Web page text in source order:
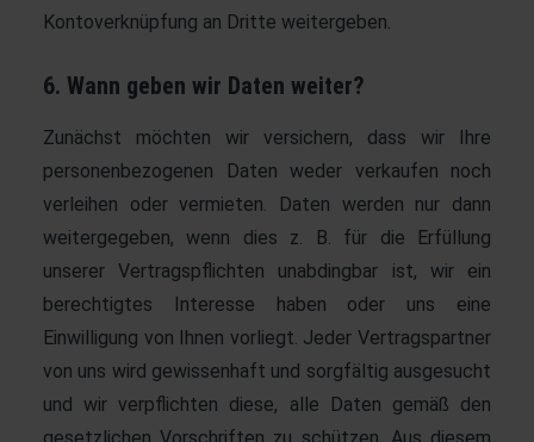
Kontoverknüpfung an Dritte weitergeben.
6. Wann geben wir Daten weiter?
Zunächst möchten wir versichern, dass wir Ihre
personenbezogenen Daten weder verkaufen noch
verleihen oder vermieten. Daten werden nur dann
weitergegeben, wenn dies z. B. für die Erfüllung
unserer Vertragspflichten unabdingbar ist, wir ein
berechtigtes Interesse haben oder uns eine
Einwilligung von Ihnen vorliegt. Jeder Vertragspartner
von uns wird gewissenhaft und sorgfältig ausgesucht
und wir verpflichten diese, alle Daten gemäß den